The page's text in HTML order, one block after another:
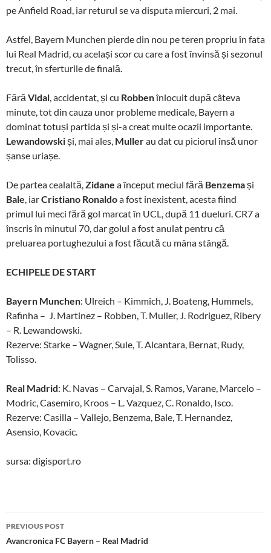
pe Anfield Road, iar returul se va disputa miercuri, 2 mai.
Astfel, Bayern Munchen pierde din nou pe teren propriu în fata
lui Real Madrid, cu același scor cu care a fost învinsă și sezonul
trecut, în sferturile de finală.
Fără Vidal, accidentat, și cu Robbenînlocuit după câteva
minute, tot din cauza unor probleme medicale, Bayern a
dominat totuși partida și și-a creat multe ocazii importante.
Lewandowskiși, mai ales, Mullerau dat cu piciorul însă unor
șanse uriașe.
De partea cealaltă,Zidane a început meciul fără Benzemași
Bale, iarCristiano Ronaldoa fost inexistent, acesta fiind
primul lui meci fără gol marcat în UCL, după 11 dueluri. CR7 a
înscris în minutul 70, dar golul a fost anulat pentru că
preluarea portughezului a fost făcută cu mâna stângă.
ECHIPELE DE START
Bayern Munchen: Ulreich – Kimmich, J. Boateng, Hummels,
Rafinha – J. Martinez – Robben, T. Muller, J. Rodriguez, Ribery
– R. Lewandowski.
Rezerve: Starke – Wagner, Sule, T. Alcantara, Bernat, Rudy,
Tolisso.
Real Madrid: K. Navas – Carvajal, S. Ramos, Varane, Marcelo –
Modric, Casemiro, Kroos – L. Vazquez, C. Ronaldo, Isco.
Rezerve: Casilla – Vallejo, Benzema, Bale, T. Hernandez,
Asensio, Kovacic.
sursa: digisport.ro
Post
navigation
PREVIOUS POST
Avancronica FC Bayern – Real Madrid